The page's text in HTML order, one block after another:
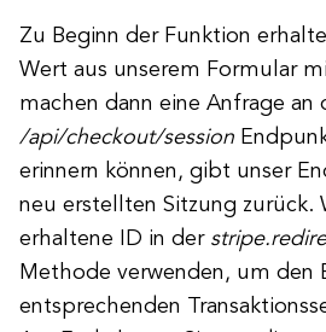
Zu Beginn der Funktion
Wert aus unserem Formular
machen dann eine Anfrage an
/api/checkout/session
erinnern können, gibt unser
neu erstellten Sitzung zurück.
erhaltene ID in der
Methode verwenden, um den
entsprechenden